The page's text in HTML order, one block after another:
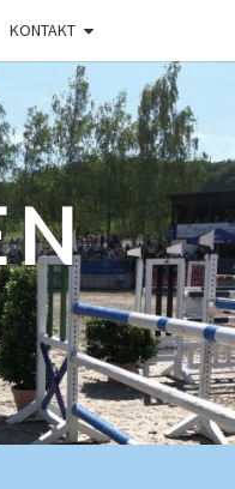
KONTAKT